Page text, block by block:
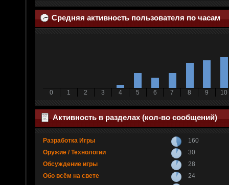
Средняя активность пользователя по часам
0 1 2 3 4 5 6 7 8 9 10
Активность в разделах (кол-во сообщений)
Разработка Игры
160
Оружие / Технологии
30
Обсуждение игры
28
Обо всём на свете
24